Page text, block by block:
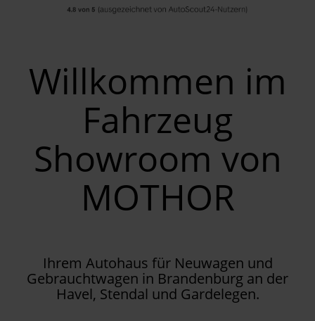
Willkommen im
Fahrzeug
Showroom von
MOTHOR
Ihrem Autohaus für Neuwagen und
Gebrauchtwagen in Brandenburg an der
Havel, Stendal und Gardelegen.